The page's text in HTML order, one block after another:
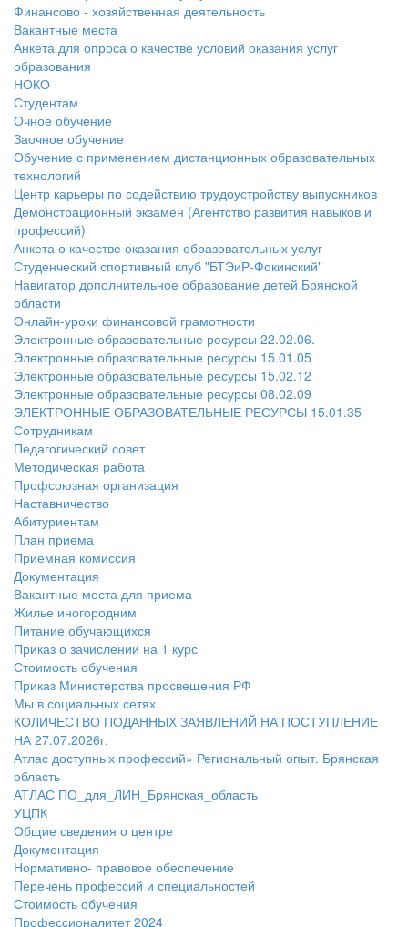
Финансово - хозяйственная деятельность
Вакантные места
Анкета для опроса о качестве условий оказания услуг
образования
НОКО
Студентам
Очное обучение
Заочное обучение
Обучение с применением дистанционных образовательных
технологий
Центр карьеры по содействию трудоустройству выпускников
Демонстрационный экзамен (Агентство развития навыков и
профессий)
Анкета о качестве оказания образовательных услуг
Студенческий спортивный клуб "БТЭиР-Фокинский"
Навигатор дополнительное образование детей Брянской
области
Онлайн-уроки финансовой грамотности
Электронные образовательные ресурсы 22.02.06.
Электронные образовательные ресурсы 15.01.05
Электронные образовательные ресурсы 15.02.12
Электронные образовательные ресурсы 08.02.09
ЭЛЕКТРОННЫЕ ОБРАЗОВАТЕЛЬНЫЕ РЕСУРСЫ 15.01.35
Сотрудникам
Педагогический совет
Методическая работа
Профсоюзная организация
Наставничество
Абитуриентам
План приема
Приемная комиссия
Документация
Вакантные места для приема
Жилье иногородним
Питание обучающихся
Приказ о зачислении на 1 курс
Стоимость обучения
Приказ Министерства просвещения РФ
Мы в социальных сетях
КОЛИЧЕСТВО ПОДАННЫХ ЗАЯВЛЕНИЙ НА ПОСТУПЛЕНИЕ
НА 27.07.2026г.
Атлас доступных профессий» Региональный опыт. Брянская
область
АТЛАС ПО_для_ЛИН_Брянская_область
УЦПК
Общие сведения о центре
Документация
Нормативно- правовое обеспечение
Перечень профессий и специальностей
Стоимость обучения
Профессионалитет 2024